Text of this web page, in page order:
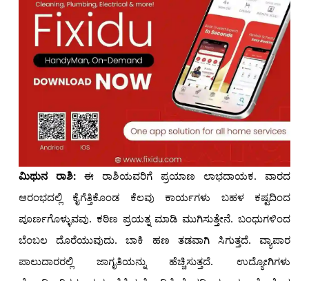
ಮಿಥುನ ರಾಶಿ: ಈ ರಾಶಿಯವರಿಗೆ ಪ್ರಯಾಣ ಲಾಭದಾಯಕ. ವಾರದ
ಆರಂಭದಲ್ಲಿ ಕೈಗೆತ್ತಿಕೊಂಡ ಕೆಲವು ಕಾರ್ಯಗಳು ಬಹಳ ಕಷ್ಟದಿಂದ
ಪೂರ್ಣಗೊಳ್ಳುವವು. ಕಠಿಣ ಪ್ರಯತ್ನ ಮಾಡಿ ಮುಗಿಸುತ್ತೇನೆ. ಬಂಧುಗಳಿಂದ
ಬೆಂಬಲ ದೊರೆಯುವುದು. ಬಾಕಿ ಹಣ ತಡವಾಗಿ ಸಿಗುತ್ತದೆ. ವ್ಯಾಪಾರ
ಪಾಲುದಾರರಲ್ಲಿ ಜಾಗೃತಿಯನ್ನು ಹೆಚ್ಚಿಸುತ್ತದೆ. ಉದ್ಯೋಗಿಗಳು